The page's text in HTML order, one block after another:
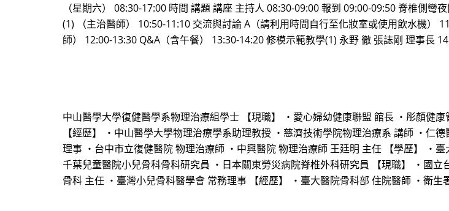
（星期六） 08:30-17:00 時間 講題 講座 主持人 08:30-09:00 報到 09:00-09:50 脊椎側
(1) （主治醫師） 10:50-11:10 交流與討論 A（請利用時間自行至化妝室或使用飲水機）
師） 12:00-13:30 Q&A（含午餐） 13:30-14:20 修模示範教學(1) 永野 徹 張誌剛 理事長
中山醫學大學復健醫學系物理治療組學士 【現職】 ・愛心婦幼健康聯盟 館長 ・彤顏健康
【經歷】 ・中山醫學大學物理治療學系助理教授 ・慈濟技術學院物理治療系 講師 ・仁
理事 ・台中市立復健醫院 物理治療師 ・中興醫院 物理治療師 王廷明 主任 【學歷】 ・
千葉兒童醫院小兒骨科骨科研究員 ・日本關東勞災病院脊椎外科研究員 【現職】 ・國
骨科 主任 ・臺灣小兒骨科醫學會 常務理事 【經歷】 ・臺大醫院骨科部 住院醫師 ・衛